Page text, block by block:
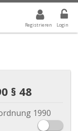
Registrieren Login
IST ALLE
§ 48
1990